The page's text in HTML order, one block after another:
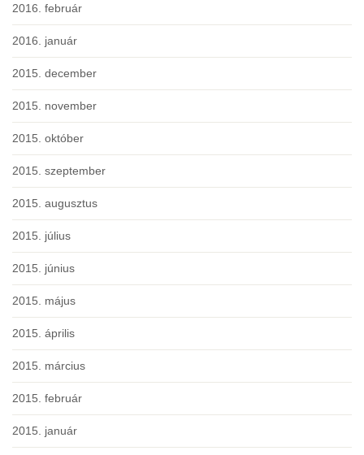
2016. február
2016. január
2015. december
2015. november
2015. október
2015. szeptember
2015. augusztus
2015. július
2015. június
2015. május
2015. április
2015. március
2015. február
2015. január